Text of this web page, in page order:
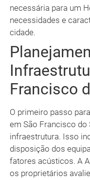
necessária para um
necessidades e
cidade.
Francisco
O primeiro passo
em São Francisco do
infraestrutura. Isso
disposição dos
fatores acústicos. A
os proprietários